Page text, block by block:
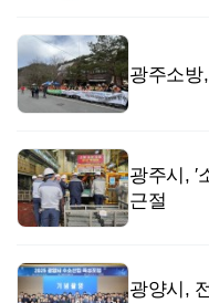
광주소방
광주시, ′
근절
광양시,